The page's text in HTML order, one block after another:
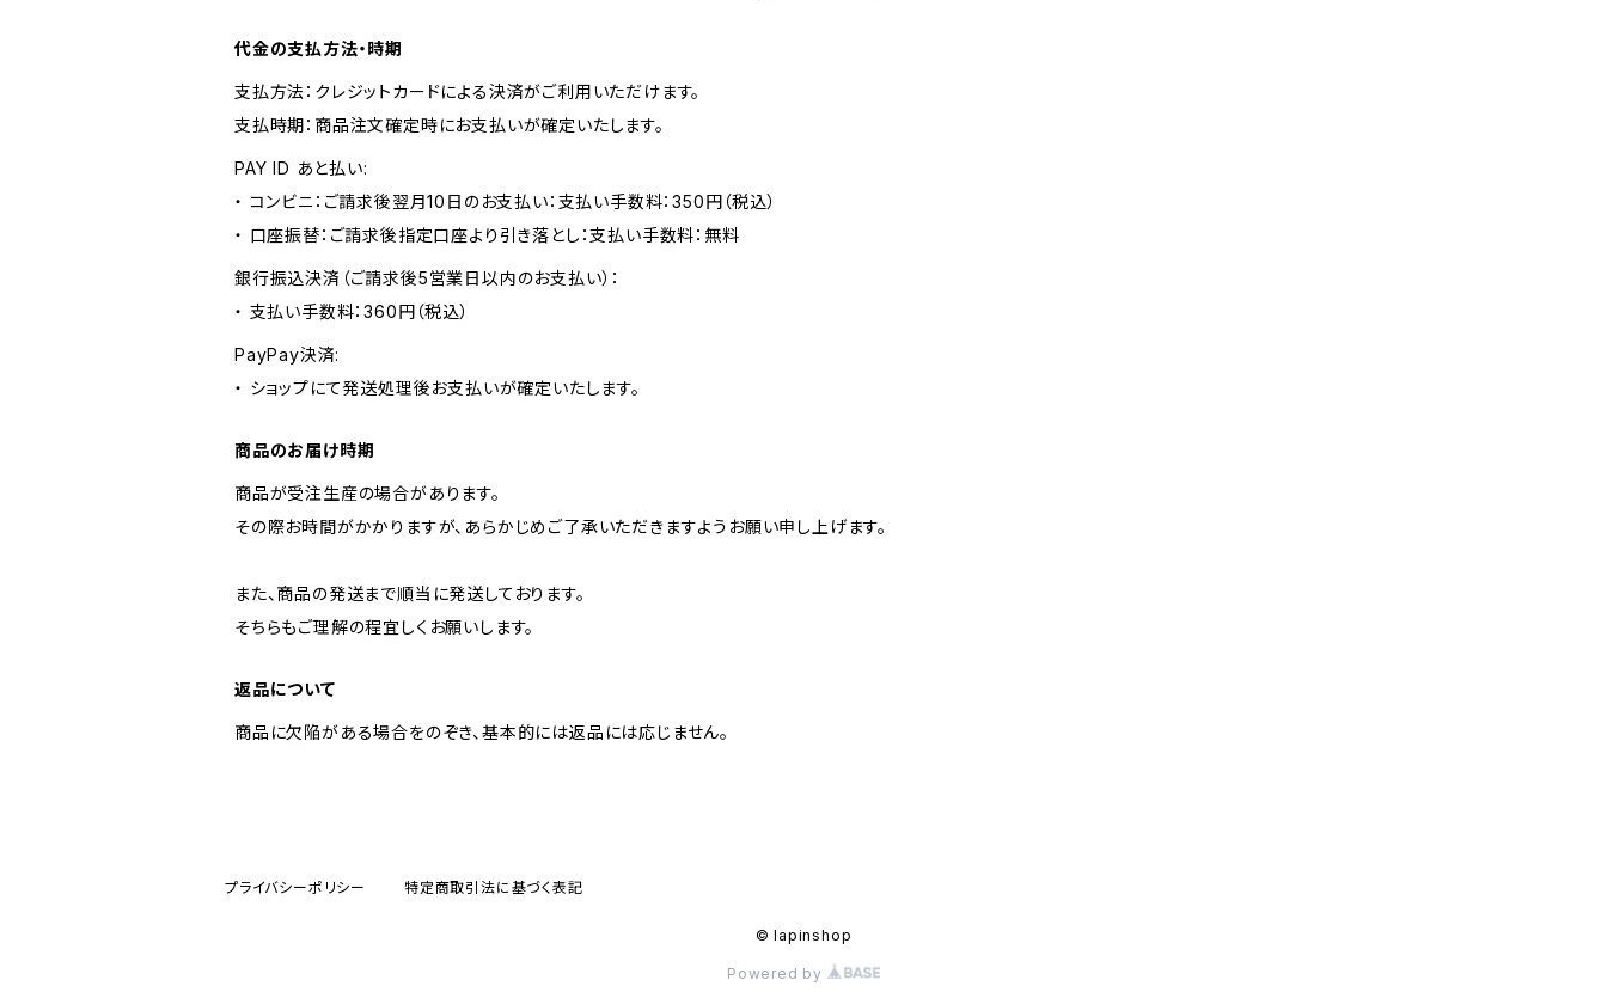
代金の支払方法・時期
支払方法：クレジットカードによる決済がご利用いただけます。
支払時期：商品注文確定時にお支払いが確定いたします。
PAY ID あと払い:
・ コンビニ：ご請求後翌月10日のお支払い：支払い手数料：350円（税込）
・ 口座振替：ご請求後指定口座より引き落とし：支払い手数料：無料
銀行振込決済（ご請求後5営業日以内のお支払い）：
・ 支払い手数料：360円（税込）
PayPay決済:
・ ショップにて発送処理後お支払いが確定いたします。
商品のお届け時期
商品が受注生産の場合があります。
その際お時間がかかりますが、あらかじめご了承いただきますようお願い申し上げます。
また、商品の発送まで順当に発送しております。
そちらもご理解の程宜しくお願いします。
返品について
商品に欠陥がある場合をのぞき、基本的には返品には応じません。
プライバシーポリシー 特定商取引法に基づく表記
© lapinshop
Powered by